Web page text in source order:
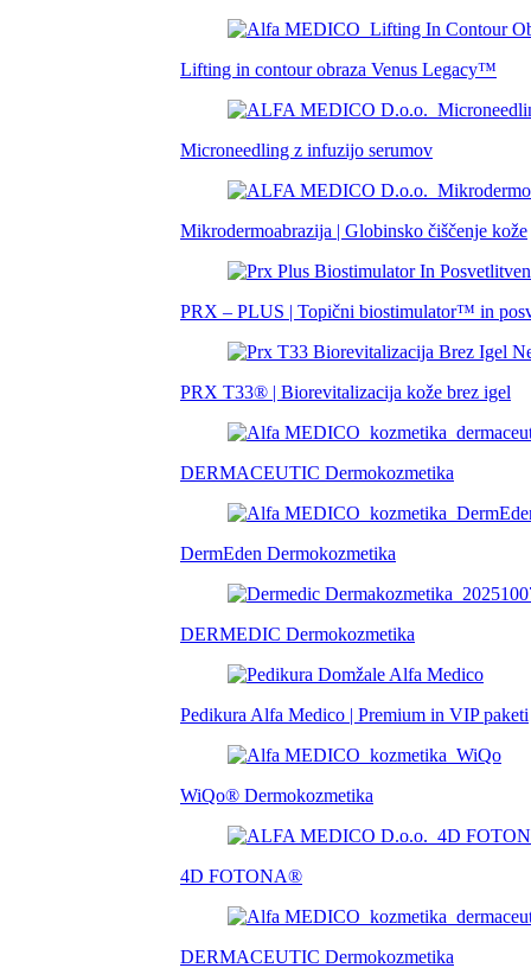
Lifting in contour obraza Venus Legacy™
Microneedling z infuzijo serumov
Mikrodermoabrazija | Globinsko čiščenje kože
PRX – PLUS | Topični biostimulator™ in
PRX T33® | Biorevitalizacija kože brez igel
DERMACEUTIC Dermokozmetika
DermEden Dermokozmetika
DERMEDIC Dermokozmetika
Pedikura Alfa Medico | Premium in VIP paketi
WiQo® Dermokozmetika
4D FOTONA®
DERMACEUTIC Dermokozmetika